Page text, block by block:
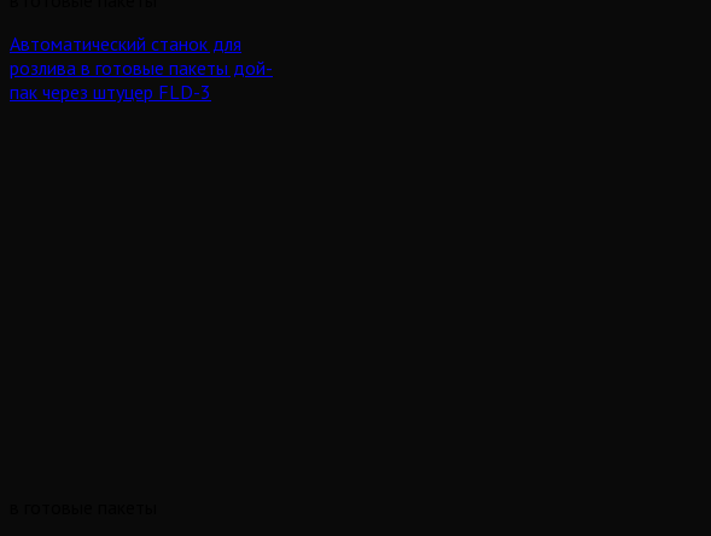
Автоматический станок для
розлива в готовые пакеты дой-
пак через штуцер FLD-3